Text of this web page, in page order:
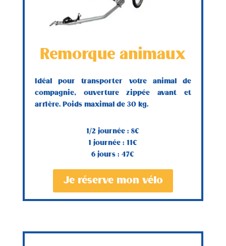
Remorque animaux
Idéal pour transporter votre animal de
compagnie, ouverture zippée avant et
arrière. Poids maximal de 30 kg.
1/2 journée : 8€
1 journée : 11€
6 jours : 47€
Je réserve mon vélo